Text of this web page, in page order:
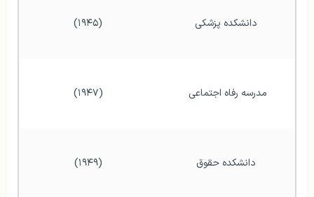
دانشکده پزشکی (۱۹۴۵)
مدرسه رفاه اجتماعی (۱۹۴۷)
دانشکده حقوق (۱۹۴۹)